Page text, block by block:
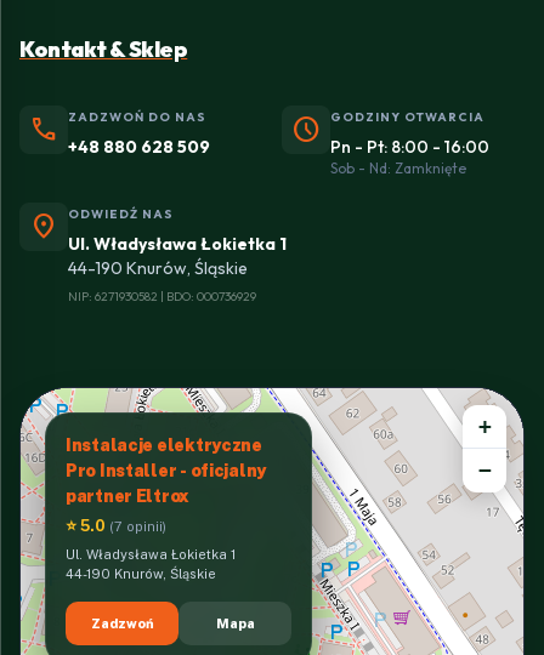
Kontakt & Sklep
phone ZADZWOŃ DO NAS
+48 880 628 509 schedule GODZINY OTWARCIA
Pn - Pt: 8:00 - 16:00
Sob - Nd: Zamknięte
location_on ODWIEDŹ NAS
Ul. Władysława Łokietka 1
44-190 Knurów, Śląskie
NIP: 6271930582 | BDO: 000736929
Instalacje elektryczne
Pro Installer - oficjalny
partner Eltrox
⭐ 5.0 (7 opinii)
Ul. Władysława Łokietka 1
44-190 Knurów, Śląskie
Zadzwoń Mapa
+
−